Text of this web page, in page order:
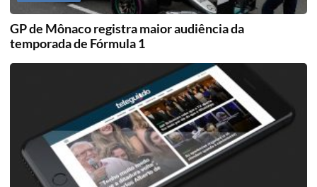
GP de Mônaco registra maior audiência da
temporada de Fórmula 1